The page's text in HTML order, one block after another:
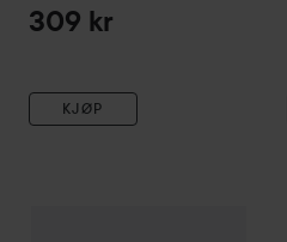
309 kr
KJØP